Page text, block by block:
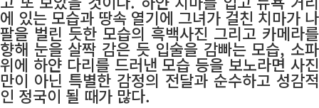
에 있는 모습과 땅속 열기에 그녀가 걸친 치마가 나
팔을 벌린 듯한 모습의 흑백사진 그리고 카메라를
향해 눈을 살짝 감은 듯 입술을 감빠는 모습, 소파
위에 하얀 다리를 드러낸 모습 등을 보노라면 사진
만이 아닌 특별한 감정의 전달과 순수하고 성감적
인 정국이 될 때가 많다.